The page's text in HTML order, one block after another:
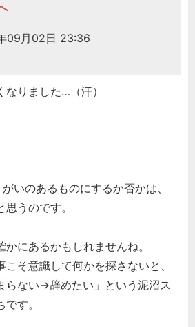
09月02日 23:36
なりました…（汗）
いのあるものにするか否かは、
うのです。
にあるかもしれませんね。
そ意識して何かを探さないと、
らない→辞めたい」という泥沼ス
す。